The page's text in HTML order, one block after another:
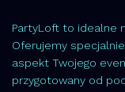
PartyLoft to idealne
Oferujemy
aspekt Twojego
przygotowany od